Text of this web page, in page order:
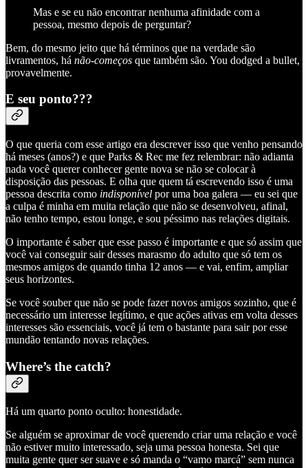
Mas e se eu não encontrar nenhuma afinidade com a
pessoa, mesmo depois de perguntar?
Bem, do mesmo jeito que há términos que na verdade são
livramentos, há não-começos que também são. You dodged a bullet,
provavelmente.
E seu ponto???
O que queria com esse artigo era descrever isso que venho pensando
há meses (anos?) e que Parks & Rec me fez relembrar: não adianta
nada você querer conhecer gente nova se não se colocar à
disposição das pessoas. E olha que quem tá escrevendo isso é uma
pessoa descrita como indisponível por uma boa galera — eu sei que
a culpa é minha em muita relação que não se desenvolveu, afinal,
não tenho tempo, estou longe, e sou péssimo nas relações digitais.
O importante é saber que esse passo é importante e que só assim que
você vai conseguir sair desses marasmo do adulto que só tem os
mesmos amigos de quando tinha 12 anos — e vai, enfim, ampliar
seus horizontes.
Se você souber que não se pode fazer novos amigos sozinho, que é
necessário um interesse legítimo, e que ações ativas em volta desses
interesses são essenciais, você já tem o bastante para sair por esse
mundão tentando novas relações.
Where’s the catch?
Há um quarto ponto oculto: honestidade.
Se alguém se aproximar de você querendo criar uma relação e você
não estiver muito interessado, seja uma pessoa honesta. Sei que
muita gente quer ser suave e só manda o “vamo marcá” sem nunca